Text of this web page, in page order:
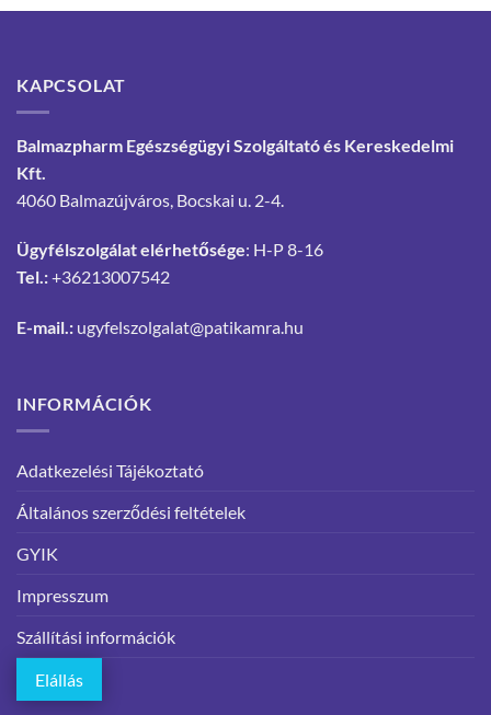
KAPCSOLAT
Balmazpharm Egészségügyi Szolgáltató és Kereskedelmi
Kft.
4060 Balmazújváros, Bocskai u. 2-4.
Ügyfélszolgálat elérhetősége: H-P 8-16
Tel.:+36213007542
E-mail.: ugyfelszolgalat@patikamra.hu
INFORMÁCIÓK
Adatkezelési Tájékoztató
Általános szerződési feltételek
GYIK
Impresszum
Szállítási információk
Elállás